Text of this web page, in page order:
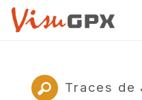
Traces de